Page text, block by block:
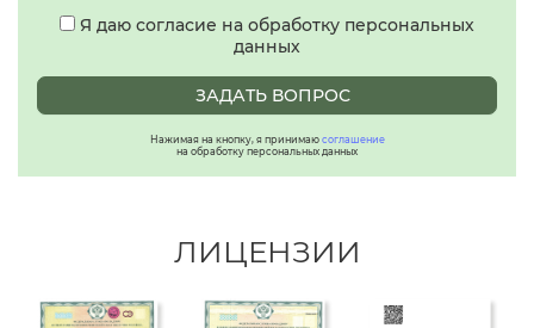
Я даю согласие на обработку персональных
данных
ЗАДАТЬ ВОПРОС
Нажимая на кнопку, я принимаю соглашение
на обработку персональных данных
ЛИЦЕНЗИИ